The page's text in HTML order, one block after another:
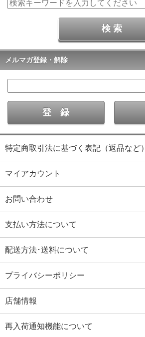
メルマガ登録・解除
特定商取引法に基づく表記（返品など）
マイアカウント
お問い合わせ
支払い方法について
配送方法･送料について
プライバシーポリシー
店舗情報
再入荷通知機能について